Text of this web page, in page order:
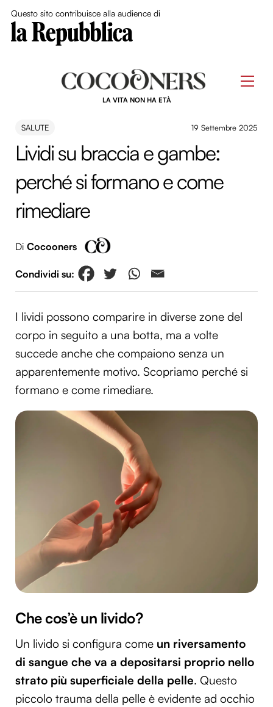
Questo sito contribuisce alla audience di
LA VITA NON HA ETÀ
SALUTE 19 Settembre 2025
Lividi su braccia e gambe:
perché si formano e come
rimediare
Di Cocooners
I lividi possono comparire in diverse zone del
corpo in seguito a una botta, ma a volte
succede anche che compaiono senza un
apparentemente motivo. Scopriamo perché si
formano e come rimediare.
Che cos’è un livido?
Un livido si configura come un riversamento
di sangue che va a depositarsi proprio nello
strato più superficiale della pelle. Questo
piccolo trauma della pelle è evidente ad occhio